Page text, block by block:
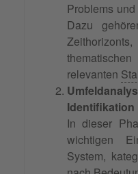
Problems
Dazu
relevanten
Identifikation
In dieser
wichtigen
System,